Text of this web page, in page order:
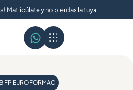
Matricúlate y no pierdas la tuya
FP EUROFORMAC